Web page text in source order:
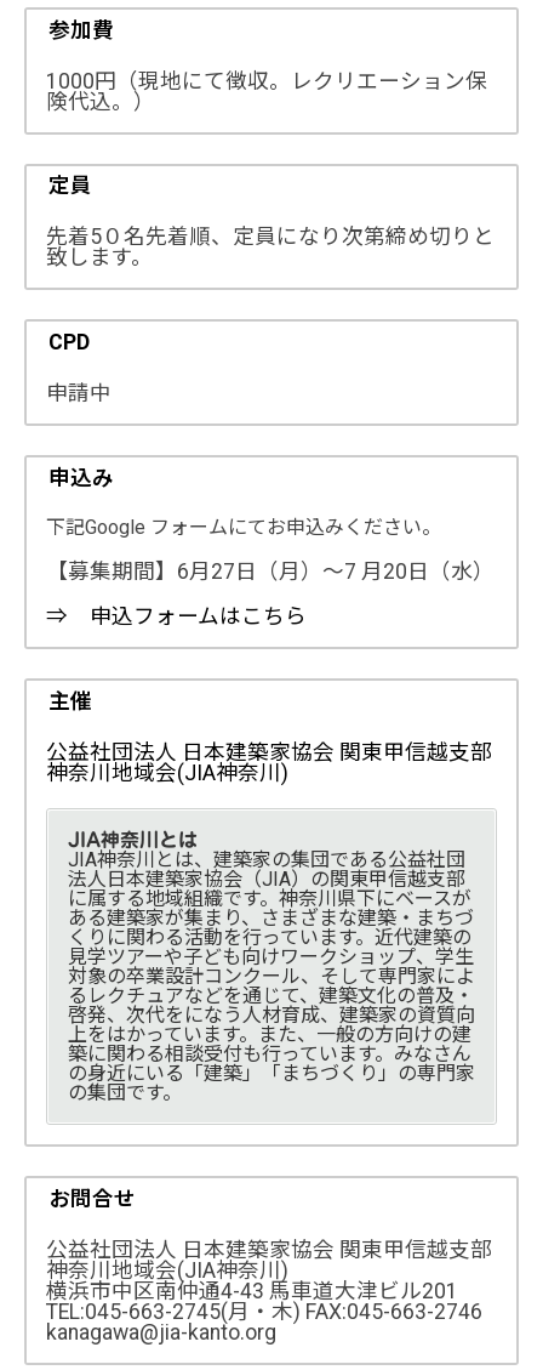
参加費
1000円（現地にて徴収。レクリエーション保
険代込。）
定員
先着5０名先着順、定員になり次第締め切りと
致します。
CPD
申請中
申込み
下記Google フォームにてお申込みください。
【募集期間】6月27日（月）～7 月20日（水）
⇒ 申込フォームはこちら
主催
公益社団法人 日本建築家協会 関東甲信越支部
神奈川地域会(JIA神奈川)
JIA神奈川とは
JIA神奈川とは、建築家の集団である公益社団
法人日本建築家協会（JIA）の関東甲信越支部
に属する地域組織です。神奈川県下にベースが
ある建築家が集まり、さまざまな建築・まちづ
くりに関わる活動を行っています。近代建築の
見学ツアーや子ども向けワークショップ、学生
対象の卒業設計コンクール、そして専門家によ
るレクチュアなどを通じて、建築文化の普及・
啓発、次代をになう人材育成、建築家の資質向
上をはかっています。また、一般の方向けの建
築に関わる相談受付も行っています。みなさん
の身近にいる「建築」「まちづくり」の専門家
の集団です。
お問合せ
公益社団法人 日本建築家協会 関東甲信越支部
神奈川地域会(JIA神奈川)
横浜市中区南仲通4-43 馬車道大津ビル201
TEL:045-663-2745(月・木) FAX:045-663-2746
kanagawa@jia-kanto.org